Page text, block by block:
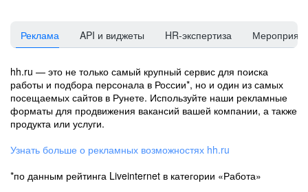
Реклама API и виджеты HR-экспертиза
hh.ru — это не только самый крупный сервис для поиска
работы и подбора персонала в России*, но и один из самых
посещаемых сайтов в Рунете. Используйте наши рекламные
форматы для продвижения вакансий вашей компании, а также
продукта или услуги.
Узнать больше о рекламных возможностях hh.ru
*по данным рейтинга Liveinternet в категории «Работа»